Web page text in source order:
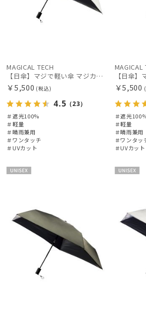
MAGICAL TECH
【日傘】マジで軽い傘 マジカルテックプロテクション(MAGICAL TECH PROTECTION) 50cm 晴雨兼用傘自動開閉折りたたみ日傘 一級遮光100% UV 軽量 機能性 人気
￥5,500 (税込)
4.5 （23）
＃遮光100%
＃軽量
＃晴雨兼用
＃ワンタッチ
＃UVカット
MAGICAL
￥5,500
＃遮光
＃軽量
＃晴雨兼用
＃ワンタッ
＃UVカット